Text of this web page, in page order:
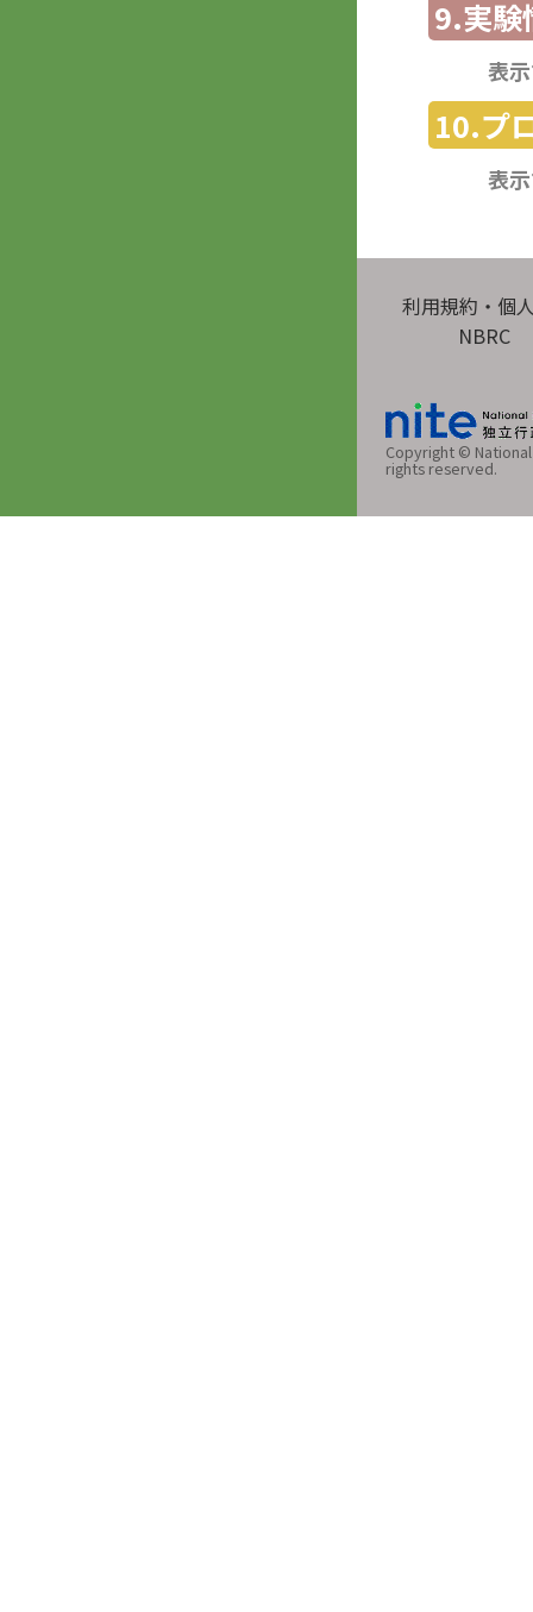
9.実験
表
10.プ
表
利用規約・個
NBRC
Copyright ©
rights reserved.